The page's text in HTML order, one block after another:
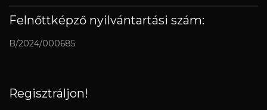
Felnőttképző nyilvántartási szám:
B/2024/000685
Regisztráljon!